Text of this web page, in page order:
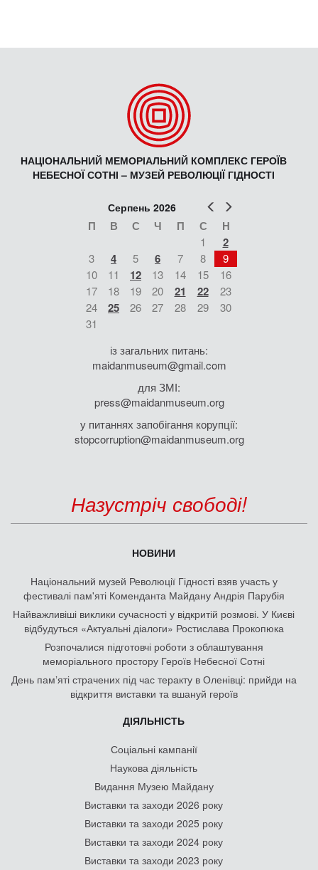
НАЦІОНАЛЬНИЙ МЕМОРІАЛЬНИЙ КОМПЛЕКС ГЕРОЇВ
НЕБЕСНОЇ СОТНІ – МУЗЕЙ РЕВОЛЮЦІЇ ГІДНОСТІ
Попер
Серпень 2026
П В С Ч П С Н
1 2
3 4 5 6 7 8
9
10
11 12 13 14 15
16
17
18 19 20 21 22
23
24
25 26 27 28 29
30
31
із загальних питань:
maidanmuseum@gmail.com
для ЗМІ:
press@maidanmuseum.org
у питаннях запобігання корупції:
stopcorruption@maidanmuseum.org
Назустріч свободі!
НОВИНИ
Національний музей Революції Гідності взяв участь у
фестивалі пам'яті Коменданта Майдану Андрія Парубія
Найважливіші виклики сучасності у відкритій розмові. У Києві
відбудуться «Актуальні діалоги» Ростислава Прокопюка
Розпочалися підготовчі роботи з облаштування
меморіального простору Героїв Небесної Сотні
День памʼяті страчених під час теракту в Оленівці: прийди на
відкриття виставки та вшануй героїв
ДІЯЛЬНІСТЬ
Соціальні кампанії
Наукова діяльність
Видання Музею Майдану
Виставки та заходи 2026 року
Виставки та заходи 2025 року
Виставки та заходи 2024 року
Виставки та заходи 2023 року